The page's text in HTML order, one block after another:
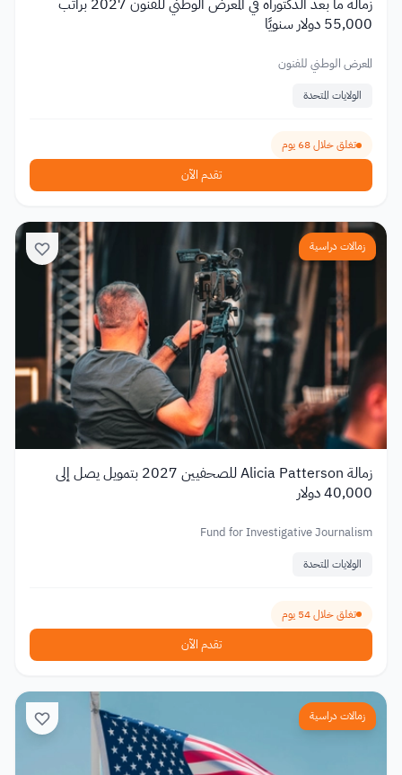
55,000 دولار سنويًا
المعرض الوطني للفنون
الولايات المتحدة
تغلق خلال 68 يوم
تقدم الآن
زمالات دراسية
زمالة Alicia Patterson للصحفيين 2027 بتمويل يصل إلى
40,000 دولار
Fund for Investigative Journalism
الولايات المتحدة
تغلق خلال 54 يوم
تقدم الآن
زمالات دراسية